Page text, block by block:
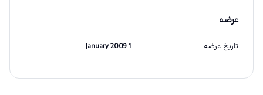
عرضه
تاریخ عرضه:
1 January 2009